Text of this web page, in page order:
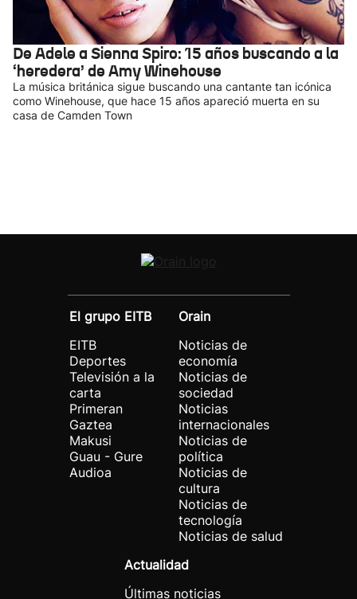
De Adele a Sienna Spiro: 15 años buscando a la
‘heredera’ de Amy Winehouse
La música británica sigue buscando una cantante tan icónica
como Winehouse, que hace 15 años apareció muerta en su
casa de Camden Town
El grupo EITB
EITB
Deportes
Televisión a la
carta
Primeran
Gaztea
Makusi
Guau - Gure
Audioa
Orain
Noticias de
economía
Noticias de
sociedad
Noticias
internacionales
Noticias de
política
Noticias de
cultura
Noticias de
tecnología
Noticias de salud
Actualidad
Últimas noticias